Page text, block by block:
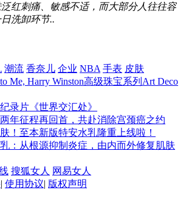
红刺痛、敏感不适，而大部分人往往容
洗卸环节..
潮流 香奈儿 企业 NBA 手表 皮肤
Me, Harry Winston高级珠宝系列Art Deco
录片《世界交汇处》
年征程再回首，共赴消除宫颈癌之约
！至本新版特安水乳隆重上线啦！
：从根源抑制炎症，由内而外修复肌肤
搜狐女人 网易女人
| 使用协议| 版权声明